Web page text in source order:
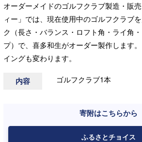
オーダーメイドのゴルフクラブ製造・販
ィー」では、現在使用中のゴルフクラブ
ク（長さ・バランス・ロフト角・ライ角
プ）で、喜多和生がオーダー製作します
イングも変わります。
内容 ゴルフクラブ1本
寄附はこちらから
ふるさとチョイス